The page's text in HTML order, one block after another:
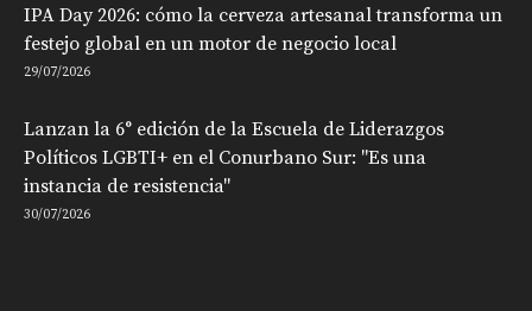
IPA Day 2026: cómo la cerveza artesanal transforma un
festejo global en un motor de negocio local
29/07/2026
Lanzan la 6° edición de la Escuela de Liderazgos
Políticos LGBTI+ en el Conurbano Sur: "Es una
instancia de resistencia"
30/07/2026